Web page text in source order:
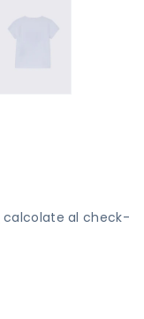
calcolate al check-